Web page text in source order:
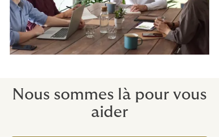
Nous sommes là pour vous
aider